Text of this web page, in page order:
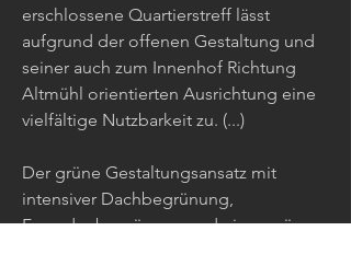
erschlossene Quartierstreff lässt
aufgrund der offenen Gestaltung und
seiner auch zum Innenhof Richtung
Altmühl orientierten Ausrichtung eine
vielfältige Nutzbarkeit zu. (...)
Der grüne Gestaltungsansatz mit
intensiver Dachbegrünung,
Fassadenbegrünung und einer grünen